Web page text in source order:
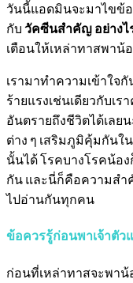
วันนี้แอดมินจะมาไขข้อ
กับ วัคซีนสำคัญ อย่าง
เตือนให้เหล่าทาสพาน้
เรามาทำความเข้าใจ
ร้ายแรงเช่นเดียวกับเ
อันตรายถึงชีวิตได้เลย
ต่าง ๆ เสริมภูมิคุ้มกันใ
นั้นได้ โรคบางโรคน้อ
กัน และนี่ก็คือความส
ไปอ่านกันทุกคน
ข้อควรรู้ก่อนพาเจ้าตั
ก่อนที่เหล่าทาสจะพาน้